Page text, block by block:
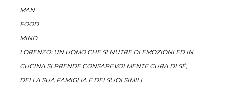
MAN
FOOD
MIND
LORENZO: UN UOMO CHE SI NUTRE DI EMOZIONI ED IN
CUCINA SI PRENDE CONSAPEVOLMENTE CURA DI SÉ,
DELLA SUA FAMIGLIA E DEI SUOI SIMILI.